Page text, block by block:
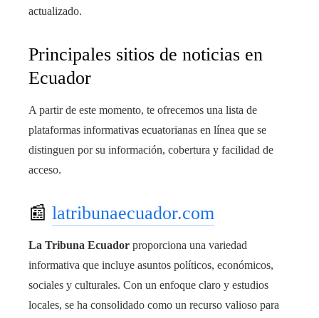
actualizado.
Principales sitios de noticias en
Ecuador
A partir de este momento, te ofrecemos una lista de
plataformas informativas ecuatorianas en línea que se
distinguen por su información, cobertura y facilidad de
acceso.
📰 latribunaecuador.com
La Tribuna Ecuador proporciona una variedad
informativa que incluye asuntos políticos, económicos,
sociales y culturales. Con un enfoque claro y estudios
locales, se ha consolidado como un recurso valioso para